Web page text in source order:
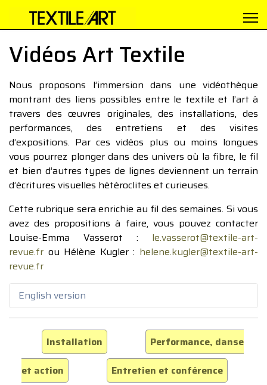
Vidéos Art Textile
Nous proposons l’immersion dans une vidéothèque
montrant des liens possibles entre le textile et l’art à
travers des œuvres originales, des installations, des
performances, des entretiens et des visites
d’expositions. Par ces vidéos plus ou moins longues
vous pourrez plonger dans des univers où la fibre, le fil
et bien d’autres types de lignes deviennent un terrain
d’écritures visuelles hétéroclites et curieuses.
Cette rubrique sera enrichie au fil des semaines. Si vous
avez des propositions à faire, vous pouvez contacter
Louise-Emma Vasserot : le.vasserot@textile-art-
revue.fr ou Hélène Kugler : helene.kugler@textile-art-
revue.fr
English version
Installation
Performance, danse
et action
Entretien et conférence